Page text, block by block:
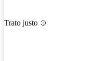
Trato justo